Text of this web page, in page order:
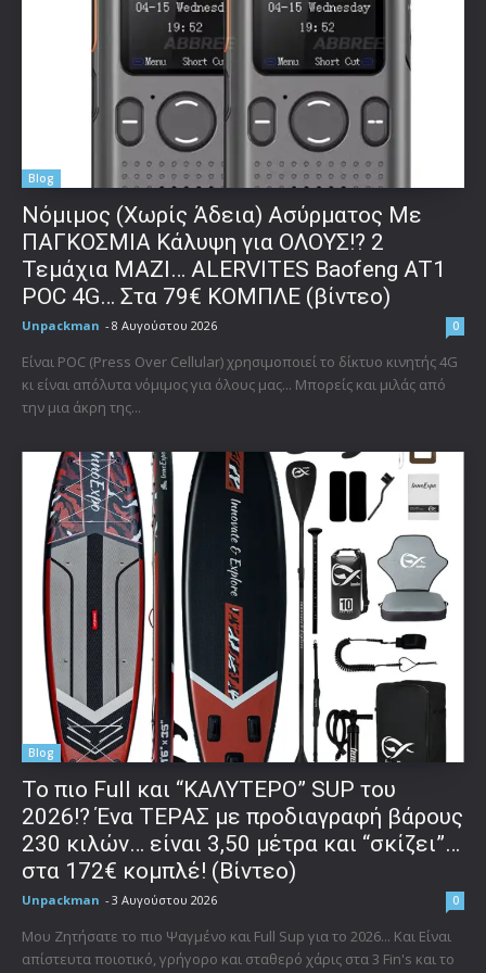
Blog
Νόμιμος (Χωρίς Άδεια) Ασύρματος Με
ΠΑΓΚΟΣΜΙΑ Κάλυψη για ΟΛΟΥΣ!? 2
Τεμάχια ΜΑΖΙ… ALERVITES Baofeng AT1
POC 4G… Στα 79€ ΚΟΜΠΛΕ (βίντεο)
Unpackman - 8 Αυγούστου 2026 0
Είναι POC (Press Over Cellular) χρησιμοποιεί το δίκτυο κινητής 4G
κι είναι απόλυτα νόμιμος για όλους μας... Μπορείς και μιλάς από
την μια άκρη της...
Blog
To πιο Full και “ΚΑΛΥΤΕΡΟ” SUP του
2026!? Ένα ΤΕΡΑΣ με προδιαγραφή βάρους
230 κιλών… είναι 3,50 μέτρα και “σκίζει”…
στα 172€ κομπλέ! (Βίντεο)
Unpackman - 3 Αυγούστου 2026 0
Μου Ζητήσατε το πιο Ψαγμένο και Full Sup για το 2026... Και Είναι
απίστευτα ποιοτικό, γρήγορο και σταθερό χάρις στα 3 Fin's και το